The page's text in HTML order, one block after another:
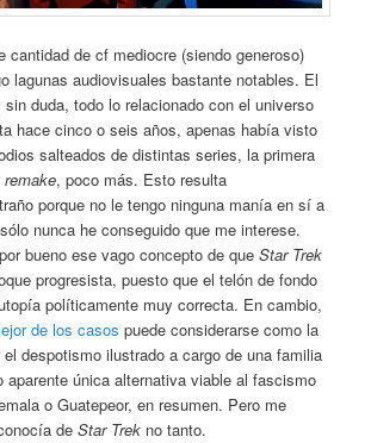
cantidad de cf mediocre (siendo generoso)
lagunas audiovisuales bastante notables. El
sin duda, todo lo relacionado con el universo
hace cinco o seis años, apenas había visto
salteados de distintas series, la primera
remake, poco más. Esto resulta
porque no le tengo ninguna manía en sí a
nunca he conseguido que me interese.
bueno ese vago concepto de queStar Trek
progresista, puesto que el telón de fondo
políticamente muy correcta. En cambio,
de los casos puede considerarse como la
despotismo ilustrado a cargo de una familia
aparente única alternativa viable al fascismo
o Guatepeor, en resumen. Pero me
deStar Trek no tanto.